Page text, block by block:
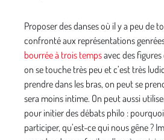
Proposer des danses où il y a peu de
confronté aux représentations
bourrée à trois tempsavec des figures
on se touche très peu et c’est très
prendre dans les bras, on peut se
sera moins intime. On peut aussi
pour initier des débats philo :
participer, qu’est-ce qui nous gêne ?